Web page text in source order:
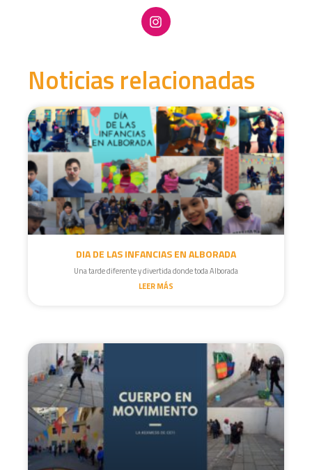
Noticias relacionadas
DIA DE LAS INFANCIAS EN ALBORADA
Una tarde diferente y divertida donde toda Alborada
LEER MÁS